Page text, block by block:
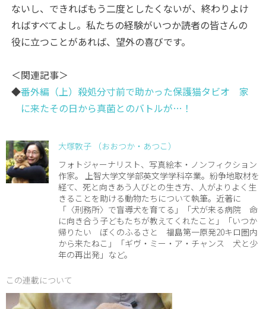
ないし、できればもう二度としたくないが、終わりよけ
ればすべてよし。私たちの経験がいつか読者の皆さんの
役に立つことがあれば、望外の喜びです。
＜関連記事＞
◆番外編（上）殺処分寸前で助かった保護猫タビオ 家
に来たその日から真菌とのバトルが…！
大塚敦子 （おおつか・あつこ）
フォトジャーナリスト、写真絵本・ノンフィクション
作家。 上智大学文学部英文学学科卒業。紛争地取材を
経て、死と向きあう人びとの生き方、人がよりよく生
きることを助ける動物たちについて執筆。近著に
「〈刑務所〉で盲導犬を育てる」「犬が来る病院 命
に向き合う子どもたちが教えてくれたこと」「いつか
帰りたい ぼくのふるさと 福島第一原発20キロ圏内
から来たねこ」「ギヴ・ミー・ア・チャンス 犬と少
年の再出発」など。
この連載について